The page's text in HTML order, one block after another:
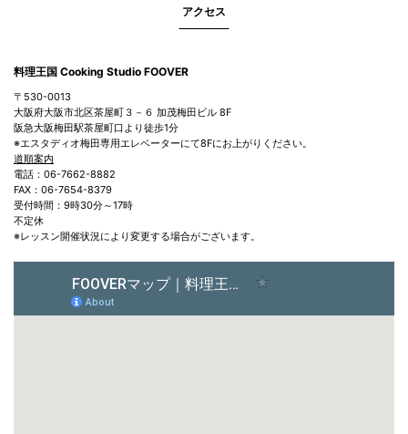
アクセス
料理王国 Cooking Studio FOOVER
〒530-0013
大阪府大阪市北区茶屋町３－６ 加茂梅田ビル 8F
阪急大阪梅田駅茶屋町口より徒歩1分
※エスタディオ梅田専用エレベーターにて8Fにお上がりください。
道順案内
電話：06-7662-8882
FAX：06-7654-8379
受付時間：9時30分～17時
不定休
※レッスン開催状況により変更する場合がございます。